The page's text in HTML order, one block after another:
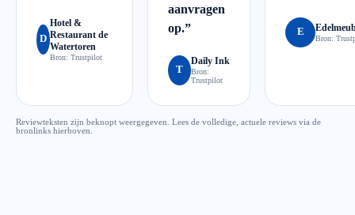
D
Hotel &
Restaurant de
Watertoren
Bron: Trustpilot
aanvragen
op.”
T
Daily Ink
Bron:
Trustpilot
E
Bron:
Reviewteksten zijn beknopt weergegeven. Lees de volledige, actuele reviews via de
bronlinks hierboven.